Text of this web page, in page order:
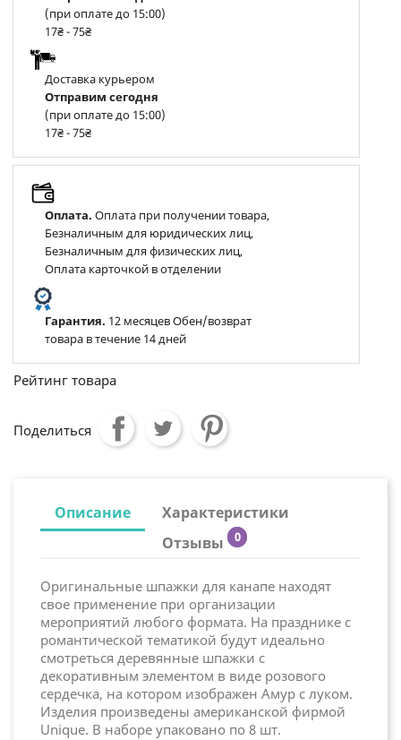
(при оплате до 15:00)
17₴ - 75₴
Доставка курьером
Отправим сегодня
(при оплате до 15:00)
17₴ - 75₴
Оплата. Оплата при получении товара,
Безналичным для юридических лиц,
Безналичным для физических лиц,
Оплата карточкой в отделении
Гарантия. 12 месяцев Обен/возврат
товара в течение 14 дней
Рейтинг товара
Поделиться
Описание
Характеристики
Отзывы
0
Оригинальные шпажки для канапе находят
свое применение при организации
мероприятий любого формата. На празднике с
романтической тематикой будут идеально
смотреться деревянные шпажки с
декоративным элементом в виде розового
сердечка, на котором изображен Амур с луком.
Изделия произведены американской фирмой
Unique. В наборе упаковано по 8 шт.